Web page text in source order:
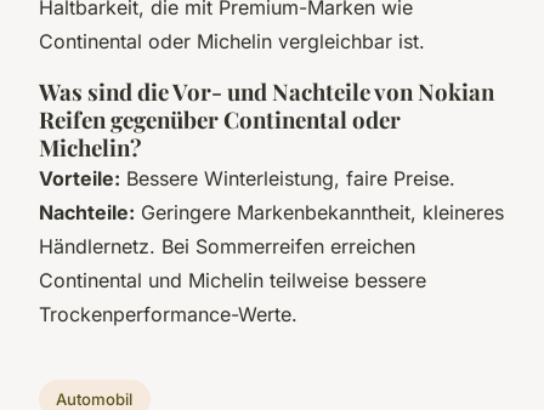
Haltbarkeit, die mit Premium-Marken wie
Continental oder Michelin vergleichbar ist.
Was sind die Vor- und Nachteile von Nokian
Reifen gegenüber Continental oder
Michelin?
Vorteile: Bessere Winterleistung, faire Preise.
Nachteile: Geringere Markenbekanntheit, kleineres
Händlernetz. Bei Sommerreifen erreichen
Continental und Michelin teilweise bessere
Trockenperformance-Werte.
Automobil